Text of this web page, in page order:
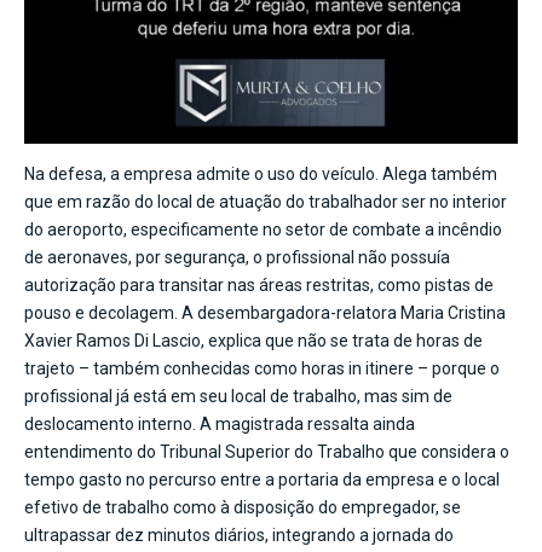
Na defesa, a empresa admite o uso do veículo. Alega também
que em razão do local de atuação do trabalhador ser no interior
do aeroporto, especificamente no setor de combate a incêndio
de aeronaves, por segurança, o profissional não possuía
autorização para transitar nas áreas restritas, como pistas de
pouso e decolagem. A desembargadora-relatora Maria Cristina
Xavier Ramos Di Lascio, explica que não se trata de horas de
trajeto – também conhecidas como horas in itinere – porque o
profissional já está em seu local de trabalho, mas sim de
deslocamento interno. A magistrada ressalta ainda
entendimento do Tribunal Superior do Trabalho que considera o
tempo gasto no percurso entre a portaria da empresa e o local
efetivo de trabalho como à disposição do empregador, se
ultrapassar dez minutos diários, integrando a jornada do